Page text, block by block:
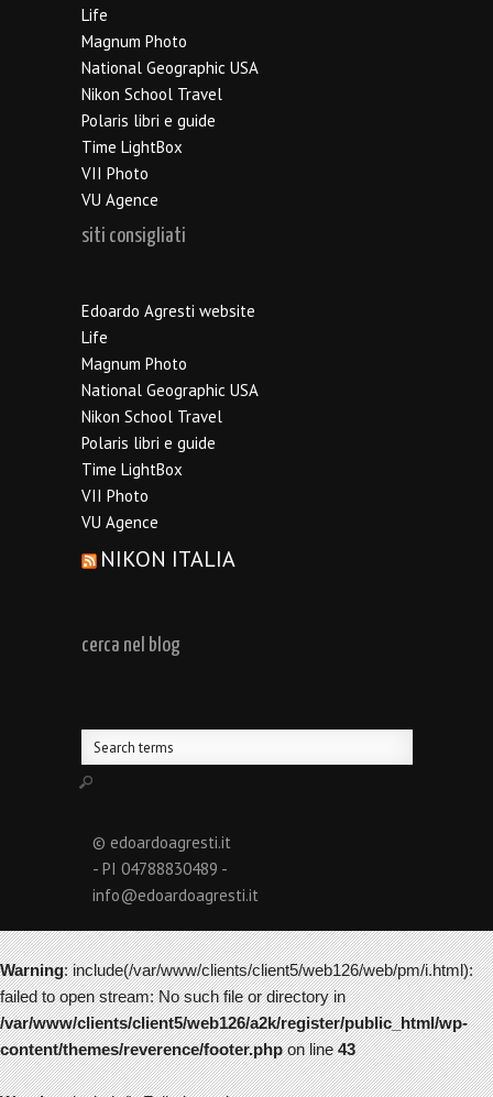
Life
Magnum Photo
National Geographic USA
Nikon School Travel
Polaris libri e guide
Time LightBox
VII Photo
VU Agence
siti consigliati
Edoardo Agresti website
Life
Magnum Photo
National Geographic USA
Nikon School Travel
Polaris libri e guide
Time LightBox
VII Photo
VU Agence
NIKON ITALIA
cerca nel blog
© edoardoagresti.it
- PI 04788830489 -
info@edoardoagresti.it
Warning: include(/var/www/clients/client5/web126/web/pm/i.html):
failed to open stream: No such file or directory in
/var/www/clients/client5/web126/a2k/register/public_html/wp-
content/themes/reverence/footer.phpon line43